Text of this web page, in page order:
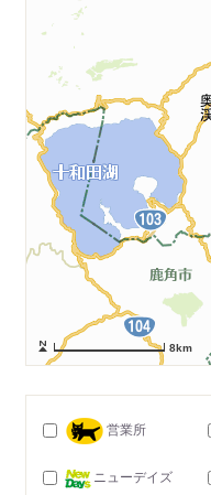
8km
営業所
ニューデイズ